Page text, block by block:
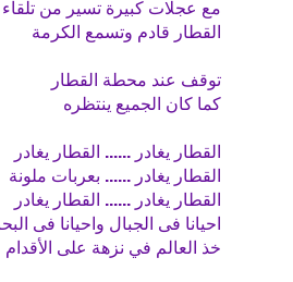
مع عجلات كبيرة تسير من
القطار قادم وتسمع الكرمة
توقف عند محطة القطار
كما كان الجميع ينتظره
القطار يغادر ...... القطار يغادر
القطار يغادر ...... بعربات ملونة
القطار يغادر ...... القطار يغادر
احيانا فى الجبال واحيانا فى
خذ العالم في نزهة على الأقدام